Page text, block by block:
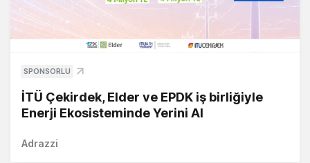
SPONSORLU
İTÜ Çekirdek, Elder ve EPDK iş birliğiyle
Enerji Ekosisteminde Yerini Al
Adrazzi